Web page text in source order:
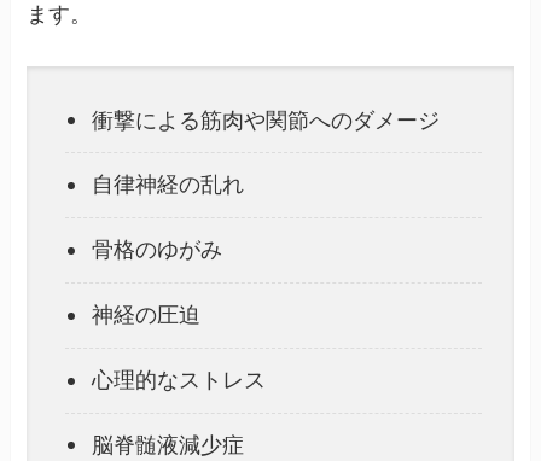
ます。
衝撃による筋肉や関節へのダメージ
自律神経の乱れ
骨格のゆがみ
神経の圧迫
心理的なストレス
脳脊髄液減少症